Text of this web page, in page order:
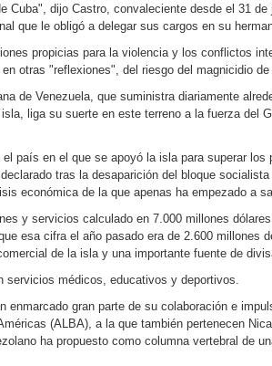
Cuba", dijo Castro, convaleciente desde el 31 de
que le obligó a delegar sus cargos en su
propicias para la violencia y los conflictos
otras "reflexiones", del riesgo del magnicidio de
de Venezuela, que suministra diariamente
liga su suerte en este terreno a la fuerza del
país en el que se apoyó la isla para superar los
tras la desaparición del bloque socialista
económica de la que apenas ha empezado a
y servicios calculado en 7.000 millones
esa cifra el año pasado era de 2.600 millones
de la isla y una importante fuente de
servicios médicos, educativos y deportivos.
enmarcado gran parte de su colaboración e
(ALBA), a la que también pertenecen
ha propuesto como columna vertebral de